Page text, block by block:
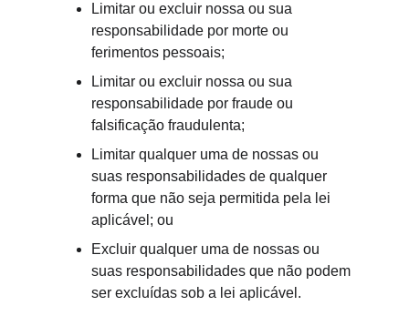
Limitar ou excluir nossa ou sua
responsabilidade por morte ou
ferimentos pessoais;
Limitar ou excluir nossa ou sua
responsabilidade por fraude ou
falsificação fraudulenta;
Limitar qualquer uma de nossas ou
suas responsabilidades de qualquer
forma que não seja permitida pela lei
aplicável; ou
Excluir qualquer uma de nossas ou
suas responsabilidades que não podem
ser excluídas sob a lei aplicável.